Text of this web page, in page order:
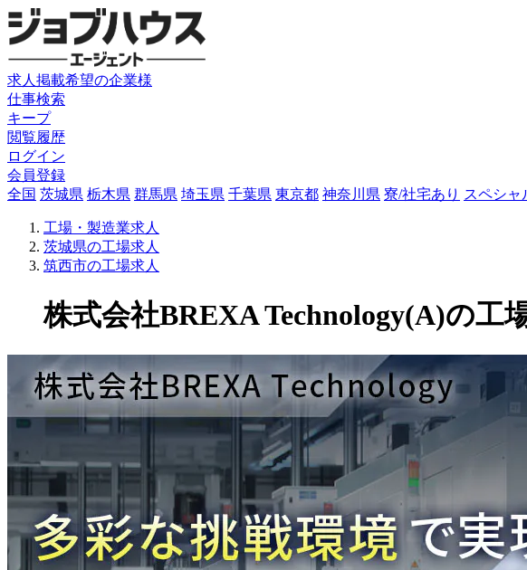
求人掲載希望の企業様
仕事検索
キープ
閲覧履歴
ログイン
会員登録
全国 茨城県 栃木県 群馬県 埼玉県 千葉県 東京都 神奈川県 寮/社宅あり スペシャ
工場・製造業求人
茨城県の工場求人
筑西市の工場求人
株式会社BREXA Technology(A)の工